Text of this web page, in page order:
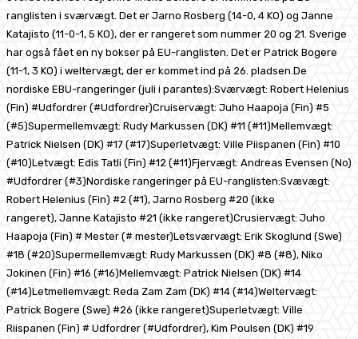
ranglisten i sværvægt. Det er Jarno Rosberg (14-0, 4 KO) og Janne
Katajisto (11-0-1, 5 KO), der er rangeret som nummer 20 og 21. Sverige
har også fået en ny bokser på EU-ranglisten. Det er Patrick Bogere
(11-1, 3 KO) i weltervægt, der er kommet ind på 26. pladsen.De
nordiske EBU-rangeringer (juli i parantes):Sværvægt: Robert Helenius
(Fin) #Udfordrer (#Udfordrer)Cruiservægt: Juho Haapoja (Fin) #5
(#5)Supermellemvægt: Rudy Markussen (DK) #11 (#11)Mellemvægt:
Patrick Nielsen (DK) #17 (#17)Superletvægt: Ville Piispanen (Fin) #10
(#10)Letvægt: Edis Tatli (Fin) #12 (#11)Fjervægt: Andreas Evensen (No)
#Udfordrer (#3)Nordiske rangeringer på EU-ranglisten:Svævægt:
Robert Helenius (Fin) #2 (#1), Jarno Rosberg #20 (ikke
rangeret), Janne Katajisto #21 (ikke rangeret)Crusiervægt: Juho
Haapoja (Fin) # Mester (# mester)Letsværvægt: Erik Skoglund (Swe)
#18 (#20)Supermellemvægt: Rudy Markussen (DK) #8 (#8), Niko
Jokinen (Fin) #16 (#16)Mellemvægt: Patrick Nielsen (DK) #14
(#14)Letmellemvægt: Reda Zam Zam (DK) #14 (#14)Weltervægt:
Patrick Bogere (Swe) #26 (ikke rangeret)Superletvægt: Ville
Riispanen (Fin) # Udfordrer (#Udfordrer), Kim Poulsen (DK) #19